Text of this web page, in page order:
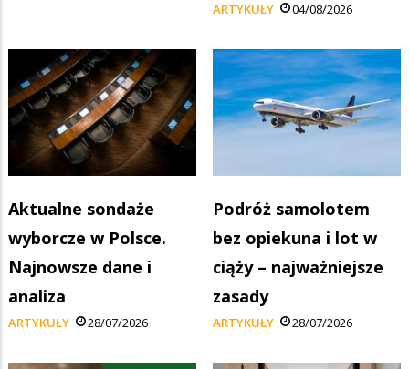
ARTYKUŁY 04/08/2026
Aktualne sondaże
wyborcze w Polsce.
Najnowsze dane i
analiza
ARTYKUŁY 28/07/2026
Podróż samolotem
bez opiekuna i lot w
ciąży – najważniejsze
zasady
ARTYKUŁY 28/07/2026